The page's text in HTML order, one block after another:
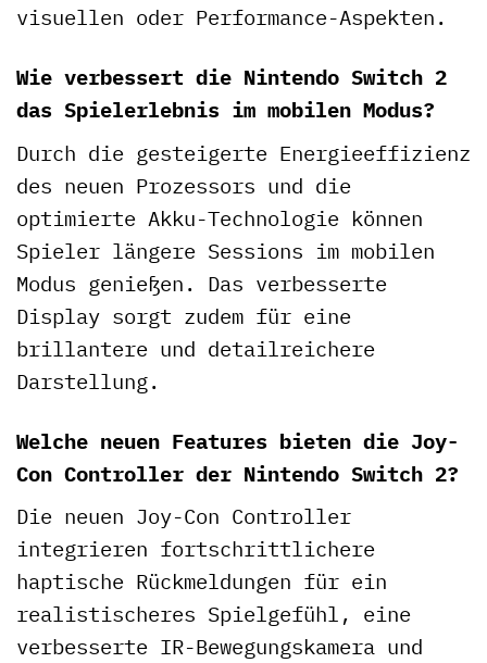
visuellen oder Performance-Aspekten.
Wie verbessert die Nintendo Switch 2
das Spielerlebnis im mobilen Modus?
Durch die gesteigerte Energieeffizienz
des neuen Prozessors und die
optimierte Akku-Technologie können
Spieler längere Sessions im mobilen
Modus genießen. Das verbesserte
Display sorgt zudem für eine
brillantere und detailreichere
Darstellung.
Welche neuen Features bieten die Joy-
Con Controller der Nintendo Switch 2?
Die neuen Joy-Con Controller
integrieren fortschrittlichere
haptische Rückmeldungen für ein
realistischeres Spielgefühl, eine
verbesserte IR-Bewegungskamera und